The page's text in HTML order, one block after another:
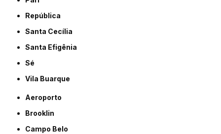
República
Santa Cecília
Santa Efigênia
Sé
Vila Buarque
Aeroporto
Brooklin
Campo Belo